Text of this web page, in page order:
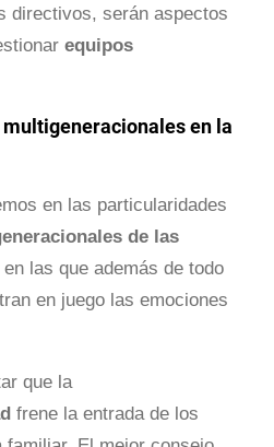
directivos, serán aspectos
equipos
en la
en las particularidades
de las
en las que además de todo
en juego las emociones
que la
frene la entrada de los